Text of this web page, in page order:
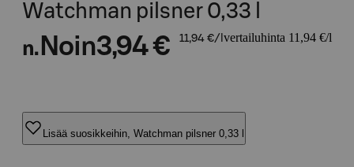
Watchman pilsner 0,33 l
n. Noin3,94 € 11,94 €/l vertailuhinta 11,94 €/l
Lisää suosikkeihin, Watchman pilsner 0,33 l